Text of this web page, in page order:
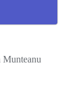
Munteanu